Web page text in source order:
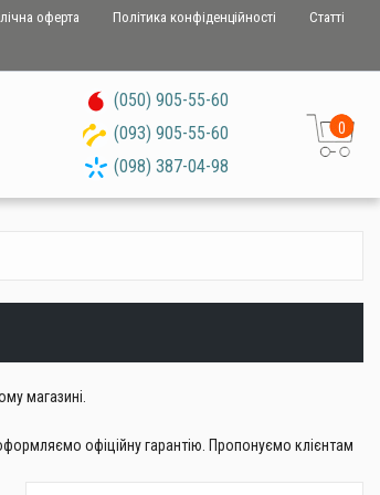
оферта Політика конфіденційності Статті
0
(050) 905-55-60
(093) 905-55-60
(098) 387-04-98
магазині.
офіційну гарантію. Пропонуємо клієнтам